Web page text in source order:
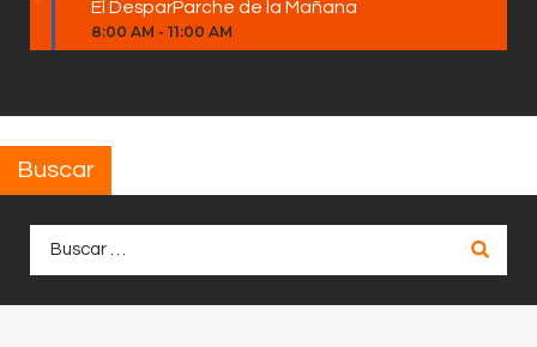
El DesparParche de la Mañana
8:00 AM - 11:00 AM
Buscar